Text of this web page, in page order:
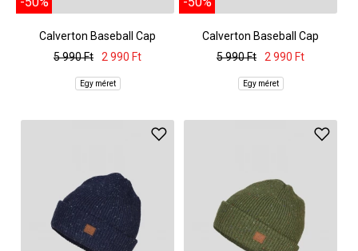
Calverton Baseball Cap
5 990 Ft
2 990 Ft
Egy méret
Calverton Baseball Cap
5 990 Ft
2 990 Ft
Egy méret